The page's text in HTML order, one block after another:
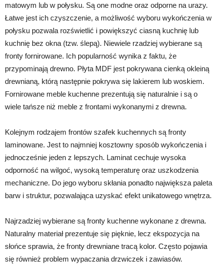
matowym lub w połysku. Są one modne oraz odporne na urazy.
Łatwe jest ich czyszczenie, a możliwość wyboru wykończenia w
połysku pozwala rozświetlić i powiększyć ciasną kuchnię lub
kuchnię bez okna (tzw. ślepą). Niewiele rzadziej wybierane są
fronty fornirowane. Ich popularność wynika z faktu, że
przypominają drewno. Płyta MDF jest pokrywana cienką okleiną
drewnianą, którą następnie pokrywa się lakierem lub woskiem.
Fornirowane meble kuchenne prezentują się naturalnie i są o
wiele tańsze niż meble z frontami wykonanymi z drewna.
Kolejnym rodzajem frontów szafek kuchennych są fronty
laminowane. Jest to najmniej kosztowny sposób wykończenia i
jednocześnie jeden z lepszych. Laminat cechuje wysoka
odporność na wilgoć, wysoką temperaturę oraz uszkodzenia
mechaniczne. Do jego wyboru skłania ponadto największa paleta
barw i struktur, pozwalająca uzyskać efekt unikatowego wnętrza.
Najrzadziej wybierane są fronty kuchenne wykonane z drewna.
Naturalny materiał prezentuje się pięknie, lecz ekspozycja na
słońce sprawia, że fronty drewniane tracą kolor. Często pojawia
się również problem wypaczania drzwiczek i zawiasów.